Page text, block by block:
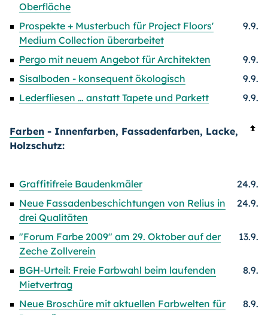
Oberfläche
Prospekte + Musterbuch für Project Floors'
Medium Collection überarbeitet
9.9.
Pergo mit neuem Angebot für Architekten
9.9.
Sisalboden - konsequent ökologisch
9.9.
Lederfliesen … anstatt Tapete und Parkett
9.9.
Farben - Innenfarben, Fassadenfarben, Lacke,
Holzschutz:
Graffitifreie Baudenkmäler
24.9.
Neue Fassadenbeschichtungen von Relius in
drei Qualitäten
24.9.
"Forum Farbe 2009" am 29. Oktober auf der
Zeche Zollverein
13.9.
BGH-Urteil: Freie Farbwahl beim laufenden
Mietvertrag
8.9.
Neue Broschüre mit aktuellen Farbwelten für
8.9.